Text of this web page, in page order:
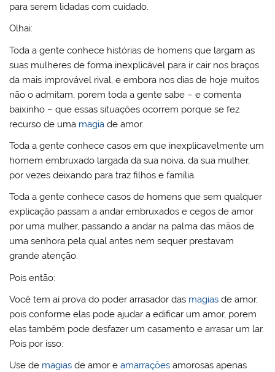
para serem lidadas com cuidado.
Olhai:
Toda a gente conhece histórias de homens que largam as
suas mulheres de forma inexplicável para ir cair nos braços
da mais improvável rival, e embora nos dias de hoje muitos
não o admitam, porem toda a gente sabe – e comenta
baixinho – que essas situações ocorrem porque se fez
recurso de uma magia de amor.
Toda a gente conhece casos em que inexplicavelmente um
homem embruxado largada da sua noiva, da sua mulher,
por vezes deixando para traz filhos e família.
Toda a gente conhece casos de homens que sem qualquer
explicação passam a andar embruxados e cegos de amor
por uma mulher, passando a andar na palma das mãos de
uma senhora pela qual antes nem sequer prestavam
grande atenção.
Pois então:
Você tem aí prova do poder arrasador das magias de amor,
pois conforme elas pode ajudar a edificar um amor, porem
elas também pode desfazer um casamento e arrasar um lar.
Pois por isso:
Use de magias de amor eamarrações amorosas apenas